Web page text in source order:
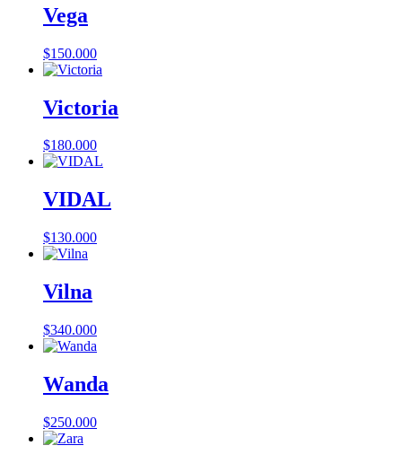
Vega
$150.000
Victoria
$180.000
VIDAL
$130.000
Vilna
$340.000
Wanda
$250.000